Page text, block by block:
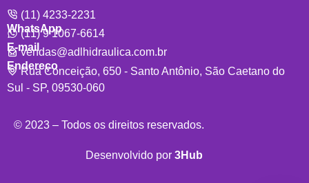
(11) 4233-2231
WhatsApp
(11) 9 1067-6614
E-mail
vendas@adlhidraulica.com.br
Endereço
Rua Conceição, 650 - Santo Antônio, São Caetano do
Sul - SP, 09530-060
© 2023 – Todos os direitos reservados.
Desenvolvido por 3Hub